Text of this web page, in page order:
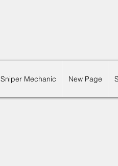
Sniper Mechanic New Page